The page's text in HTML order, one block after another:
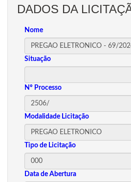
DADOS DA
Nome
Situação
Nº Processo
Modalidade Licitação
Tipo de Licitação
Data de Abertura